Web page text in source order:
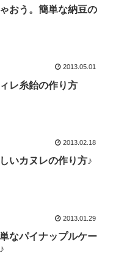
おう。簡単な納豆の
2013.05.01
レ糸飴の作り方
2013.02.18
いカヌレの作り方♪
2013.01.29
なパイナップルケー